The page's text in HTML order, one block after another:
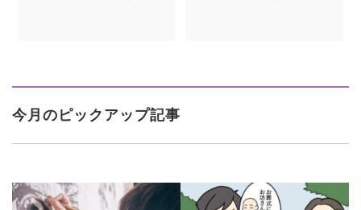
今月のピックアップ記事